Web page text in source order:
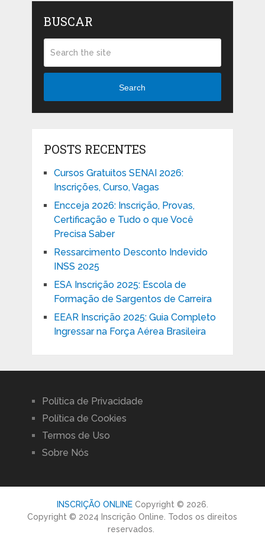
BUSCAR
Search
POSTS RECENTES
Cursos Gratuitos SENAI 2026:
Inscrições, Curso, Vagas
Encceja 2026: Inscrição, Provas,
Certificação e Tudo o que Você
Precisa Saber
Ressarcimento Desconto Indevido
INSS 2025
ESA Inscrição 2025: Escola de
Formação de Sargentos de Carreira
EEAR Inscrição 2025: Guia Completo
Ingressar na Força Aérea Brasileira
Política de Privacidade
Política de Cookies
Termos de Uso
Sobre Nós
INSCRIÇÃO ONLINECopyright © 2026.
Copyright © 2024 Inscrição Online. Todos os direitos
reservados.